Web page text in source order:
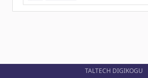
TALTECH DIGIKOGU